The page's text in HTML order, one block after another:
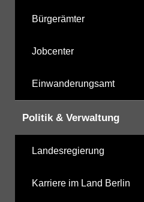
Bürgerämter
Jobcenter
Einwanderungsamt
Politik & Verwaltung
Landesregierung
Karriere im Land Berlin